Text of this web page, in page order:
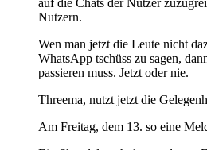
Nutzern.
Wen man jetzt die Leute nicht
WhatsApp tschüss zu sagen,
passieren muss. Jetzt oder nie.
Threema, nutzt jetzt die
Am Freitag, dem 13. so eine